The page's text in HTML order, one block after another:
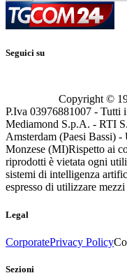
Seguici su
Copyright ©
P.Iva 03976881007 - Tutti
Mediamond S.p.A. - RTI
Amsterdam (Paesi Bassi)
Monzese (MI)Rispetto ai
riprodotti è vietata ogni
sistemi di intelligenza
espresso di utilizzare
Legal
CorporatePrivacy Policy
Sezioni